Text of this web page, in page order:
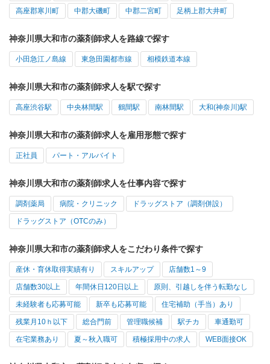
高座郡寒川町 中郡大磯町 中郡二宮町 足柄上郡大井町
神奈川県大和市の薬剤師求人を路線で探す
小田急江ノ島線 東急田園都市線 相模鉄道本線
神奈川県大和市の薬剤師求人を駅で探す
高座渋谷駅 中央林間駅 鶴間駅 南林間駅 大和(神奈川)駅
神奈川県大和市の薬剤師求人を雇用形態で探す
正社員 パート・アルバイト
神奈川県大和市の薬剤師求人を仕事内容で探す
調剤薬局 病院・クリニック ドラッグストア（調剤併設）
ドラッグストア（OTCのみ）
神奈川県大和市の薬剤師求人をこだわり条件で探す
産休・育休取得実績有り スキルアップ 店舗数1～9
店舗数30以上 年間休日120日以上 原則、引越しを伴う転勤なし
未経験者も応募可能 新卒も応募可能 住宅補助（手当）あり
残業月10ｈ以下 総合門前 管理職候補 駅チカ 車通勤可
在宅業務あり 夏～秋入職可 積極採用中の求人 WEB面接OK